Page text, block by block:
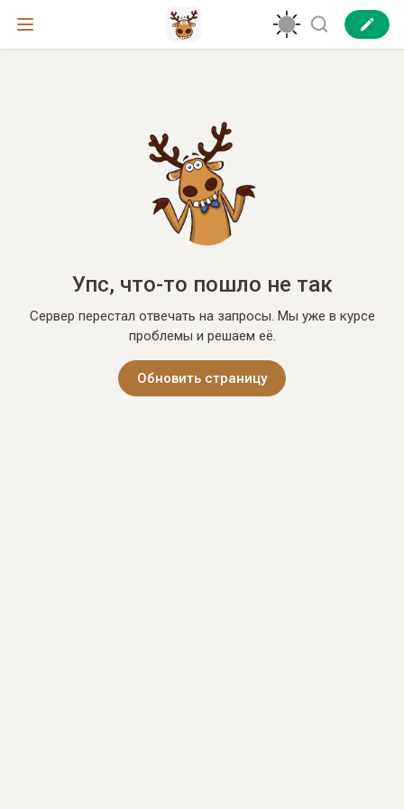
Упс, что-то пошло не так
Сервер перестал отвечать на запросы. Мы уже в курсе
проблемы и решаем её.
Обновить страницу